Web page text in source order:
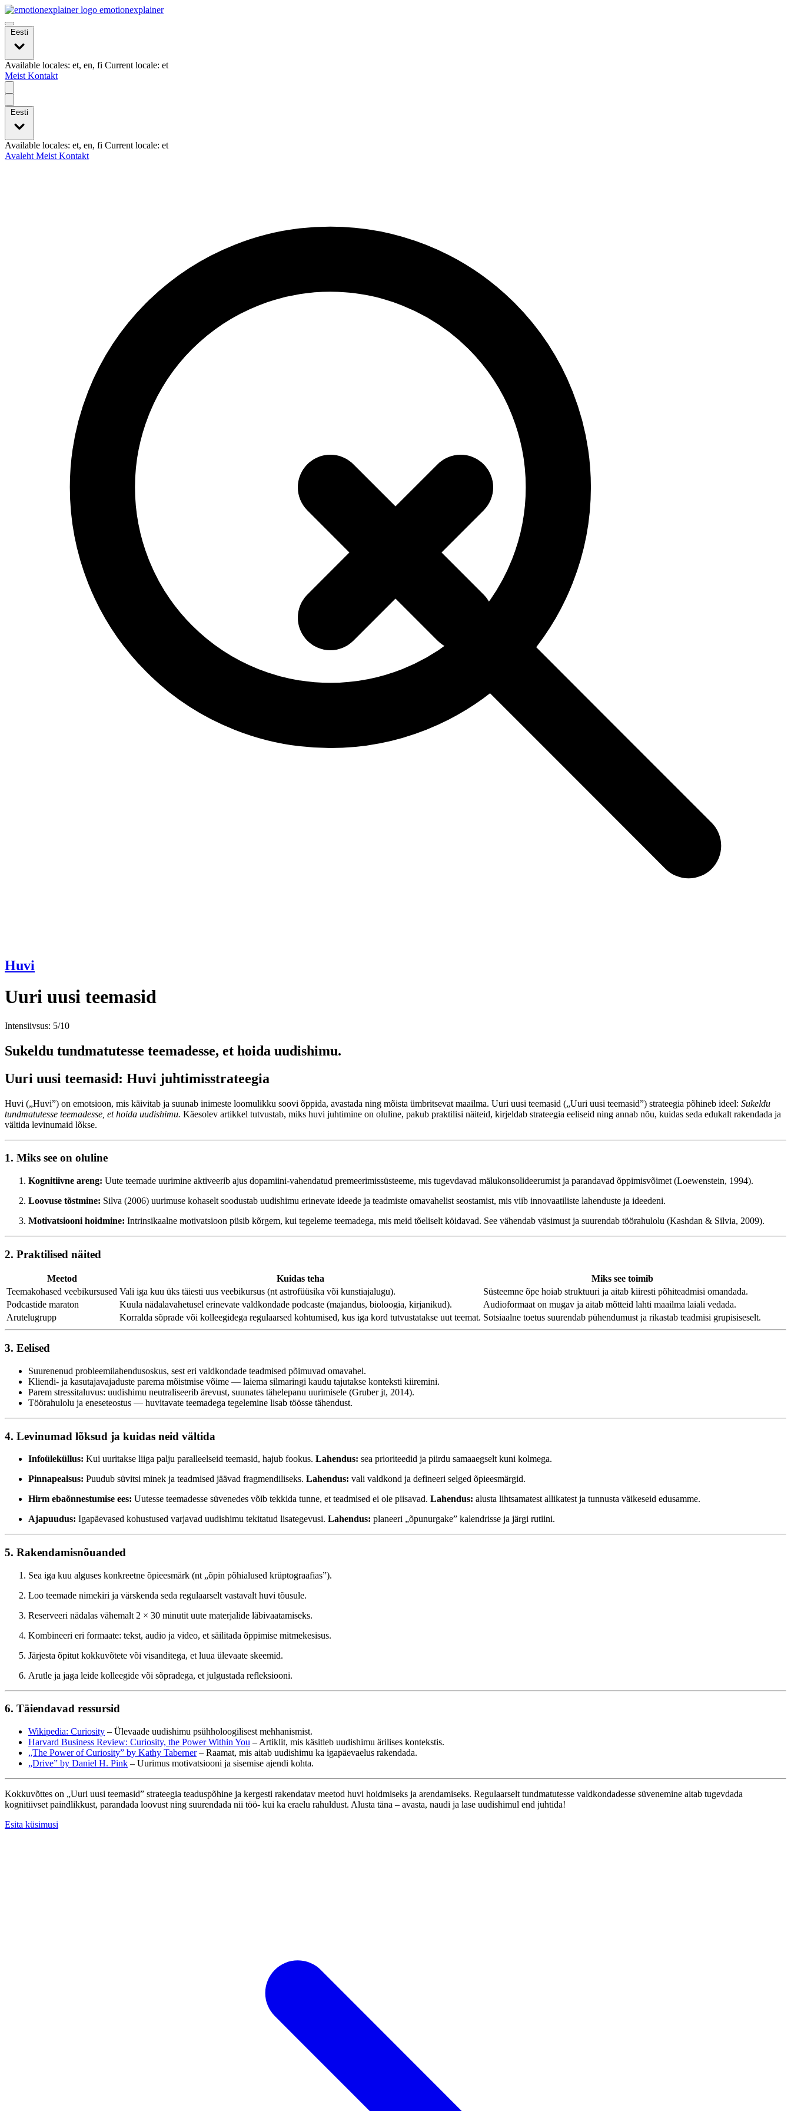
emotionexplainer
Eesti
Available locales: et, en, fi Current locale: et
Meist Kontakt
Eesti
Available locales: et, en, fi Current locale: et
Avaleht Meist Kontakt
Huvi
Uuri uusi teemasid
Intensiivsus: 5/10
Sukeldu tundmatutesse teemadesse, et hoida uudishimu.
Uuri uusi teemasid: Huvi juhtimisstrateegia
Huvi („Huvi”) on emotsioon, mis käivitab ja suunab inimeste loomulikku soovi õppida, avastada ning mõista ümbritsevat maailma. Uuri uusi teemasid („Uuri uusi teemasid”) strateegia põhineb ideel: Sukeldu
tundmatutesse teemadesse, et hoida uudishimu. Käesolev artikkel tutvustab, miks huvi juhtimine on oluline, pakub praktilisi näiteid, kirjeldab strateegia eeliseid ning annab nõu, kuidas seda edukalt rakendada ja
vältida levinumaid lõkse.
1. Miks see on oluline
Kognitiivne areng: Uute teemade uurimine aktiveerib ajus dopamiini-vahendatud premeerimissüsteeme, mis tugevdavad mälukonsolideerumist ja parandavad õppimisvõimet (Loewenstein, 1994).
Loovuse tõstmine: Silva (2006) uurimuse kohaselt soodustab uudishimu erinevate ideede ja teadmiste omavahelist seostamist, mis viib innovaatiliste lahenduste ja ideedeni.
Motivatsiooni hoidmine: Intrinsikaalne motivatsioon püsib kõrgem, kui tegeleme teemadega, mis meid tõeliselt köidavad. See vähendab väsimust ja suurendab töörahulolu (Kashdan & Silvia, 2009).
2. Praktilised näited
Meetod Kuidas teha
Miks see toimib
Teemakohased veebikursused Vali iga kuu üks täiesti uus veebikursus (nt astrofüüsika või kunstiajalugu).
Süsteemne õpe hoiab struktuuri ja aitab kiiresti põhiteadmisi omandada.
Podcastide maraton
Kuula nädalavahetusel erinevate valdkondade podcaste (majandus, bioloogia, kirjanikud).
Audioformaat on mugav ja aitab mõtteid lahti maailma laiali vedada.
Arutelugrupp
Korralda sõprade või kolleegidega regulaarsed kohtumised, kus iga kord tutvustatakse uut teemat. Sotsiaalne toetus suurendab pühendumust ja rikastab teadmisi grupisiseselt.
3. Eelised
Suurenenud probleemilahendusoskus, sest eri valdkondade teadmised põimuvad omavahel.
Kliendi- ja kasutajavajaduste parema mõistmise võime — laiema silmaringi kaudu tajutakse konteksti kiiremini.
Parem stressitaluvus: uudishimu neutraliseerib ärevust, suunates tähelepanu uurimisele (Gruber jt, 2014).
Töörahulolu ja eneseteostus — huvitavate teemadega tegelemine lisab töösse tähendust.
4. Levinumad lõksud ja kuidas neid vältida
Infoüleküllus: Kui uuritakse liiga palju paralleelseid teemasid, hajub fookus. Lahendus: sea prioriteedid ja piirdu samaaegselt kuni kolmega.
Pinnapealsus: Puudub süvitsi minek ja teadmised jäävad fragmendiliseks. Lahendus: vali valdkond ja defineeri selged õpieesmärgid.
Hirm ebaõnnestumise ees: Uutesse teemadesse süvenedes võib tekkida tunne, et teadmised ei ole piisavad. Lahendus: alusta lihtsamatest allikatest ja tunnusta väikeseid edusamme.
Ajapuudus: Igapäevased kohustused varjavad uudishimu tekitatud lisategevusi. Lahendus: planeeri „õpunurgake” kalendrisse ja järgi rutiini.
5. Rakendamisnõuanded
Sea iga kuu alguses konkreetne õpieesmärk (nt „õpin põhialused krüptograafias”).
Loo teemade nimekiri ja värskenda seda regulaarselt vastavalt huvi tõusule.
Reserveeri nädalas vähemalt 2 × 30 minutit uute materjalide läbivaatamiseks.
Kombineeri eri formaate: tekst, audio ja video, et säilitada õppimise mitmekesisus.
Järjesta õpitut kokkuvõtete või visanditega, et luua ülevaate skeemid.
Arutle ja jaga leide kolleegide või sõpradega, et julgustada refleksiooni.
6. Täiendavad ressursid
Wikipedia: Curiosity – Ülevaade uudishimu psühholoogilisest mehhanismist.
Harvard Business Review: Curiosity, the Power Within You – Artiklit, mis käsitleb uudishimu ärilises kontekstis.
„The Power of Curiosity” by Kathy Taberner– Raamat, mis aitab uudishimu ka igapäevaelus rakendada.
„Drive” by Daniel H. Pink – Uurimus motivatsiooni ja sisemise ajendi kohta.
Kokkuvõttes on „Uuri uusi teemasid” strateegia teaduspõhine ja kergesti rakendatav meetod huvi hoidmiseks ja arendamiseks. Regulaarselt tundmatutesse valdkondadesse süvenemine aitab tugevdada
kognitiivset paindlikkust, parandada loovust ning suurendada nii töö- kui ka eraelu rahuldust. Alusta täna – avasta, naudi ja lase uudishimul end juhtida!
Esita küsimusi